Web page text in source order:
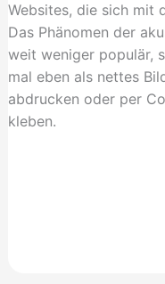
Websites, die sich mit
Das Phänomen der
weit weniger populär,
mal eben als nettes
abdrucken oder per
kleben.